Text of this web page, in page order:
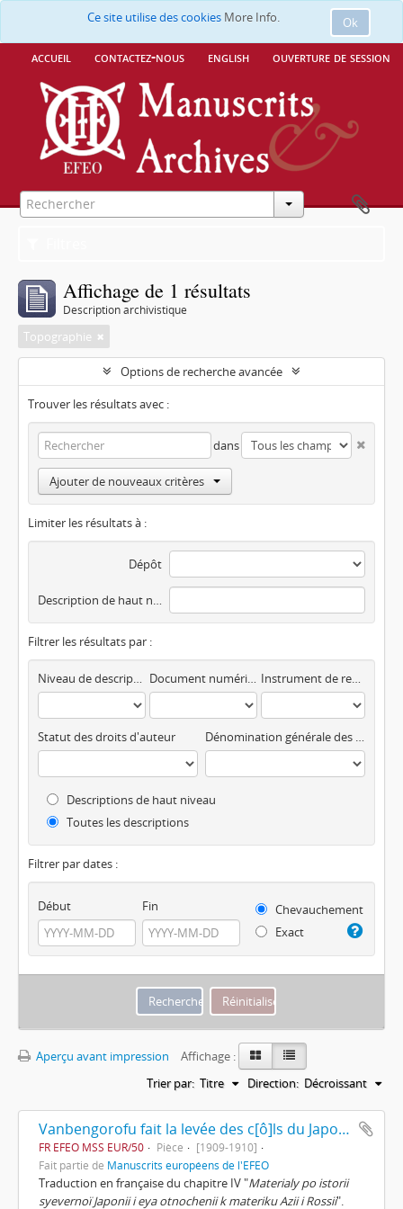
Ok
Ce site utilise des cookies More Info.
accueil contactez-nous english ouverture de session
Affichage de 1 résultats
Description archivistique
Topographie
Options de recherche avancée
Trouver les résultats avec :
dans
Ajouter de nouveaux critères
Limiter les résultats à :
Dépôt
Description de haut niveau
Filtrer les résultats par :
Niveau de description Document numérisé disponible Instrument de recherche
Statut des droits d'auteur Dénomination générale des documents
Descriptions de haut niveau
Toutes les descriptions
Filtrer par dates :
Début Fin
Chevauchement
Exact
Aperçu avant impression
Affichage :
Trier par: Titre Direction: Décroissant
Vanbengorofu fait la levée des c[ô]ls du Japon et retourne en Europe de Dimitrii Pozdnyeef
FR EFEO MSS EUR/50 Pièce
[1909-1910]
Fait partie de Manuscrits européens de l'EFEO
Traduction en française du chapitre IV "Materialy po istorii
syevernoï Japonii i eya otnochenii k materiku Azii i Rossii".